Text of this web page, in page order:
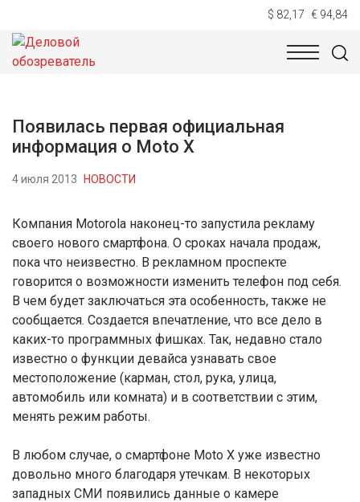
$ 82,17 € 94,84
НОВОСТИ
Появилась первая официальная
информация о Moto X
4 июля 2013 НОВОСТИ
Компания Motorola наконец-то запустила рекламу
своего нового смартфона. О сроках начала продаж,
пока что неизвестно. В рекламном проспекте
говорится о возможности изменить телефон под себя.
В чем будет заключаться эта особенность, также не
сообщается. Создается впечатление, что все дело в
каких-то программных фишках. Так, недавно стало
известно о функции девайса узнавать свое
местоположение (карман, стол, рука, улица,
автомобиль или комната) и в соответствии с этим,
менять режим работы.
В любом случае, о смартфоне Moto X уже известно
довольно много благодаря утечкам. В некоторых
западных СМИ появились данные о камере